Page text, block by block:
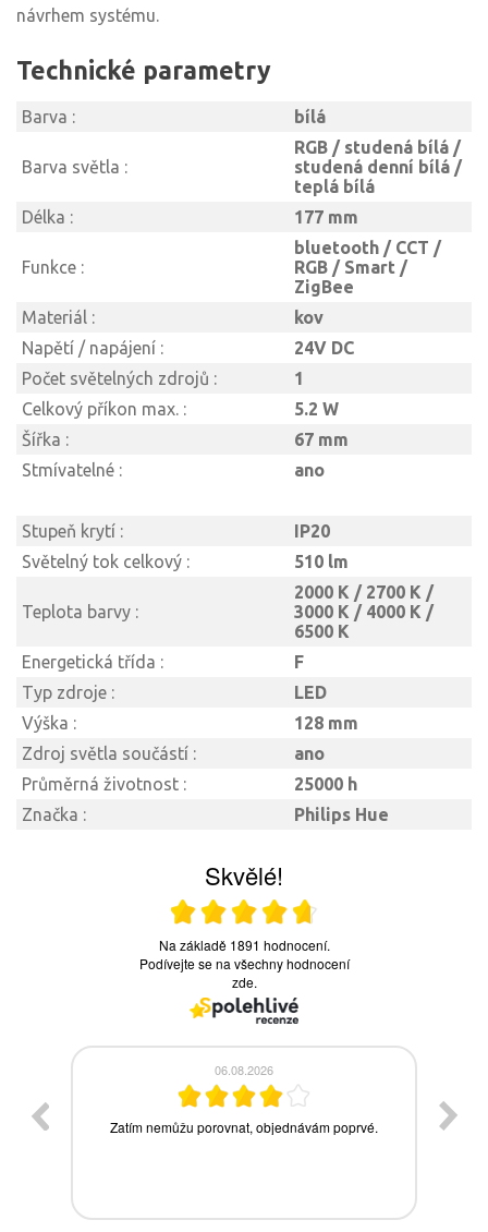
návrhem systému.
Technické parametry
Barva : bílá
Barva světla :
RGB / studená bílá /
studená denní bílá /
teplá bílá
Délka :
177 mm
Funkce :
bluetooth / CCT /
RGB / Smart /
ZigBee
Materiál :
kov
Napětí / napájení :
24V DC
Počet světelných zdrojů :
1
Celkový příkon max. :
5.2 W
Šířka :
67 mm
Stmívatelné :
ano
Stupeň krytí :
IP20
Světelný tok celkový :
510 lm
Teplota barvy :
2000 K / 2700 K /
3000 K / 4000 K /
6500 K
Energetická třída :
F
Typ zdroje :
LED
Výška :
128 mm
Zdroj světla součástí :
ano
Průměrná životnost :
25000 h
Značka :
Philips Hue